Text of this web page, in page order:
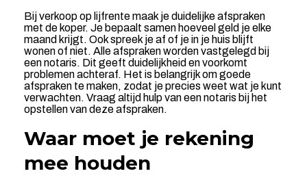
Bij verkoop op lijfrente maak je duidelijke afspraken
met de koper. Je bepaalt samen hoeveel geld je elke
maand krijgt. Ook spreek je af of je in je huis blijft
wonen of niet. Alle afspraken worden vastgelegd bij
een notaris. Dit geeft duidelijkheid en voorkomt
problemen achteraf. Het is belangrijk om goede
afspraken te maken, zodat je precies weet wat je kunt
verwachten. Vraag altijd hulp van een notaris bij het
opstellen van deze afspraken.
Waar moet je rekening
mee houden